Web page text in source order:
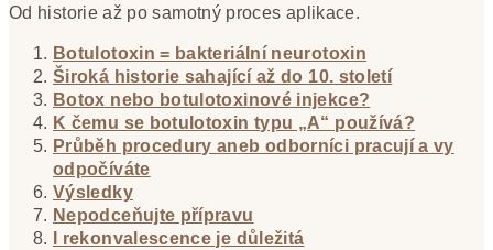
Od historie až po samotný proces aplikace.
Botulotoxin = bakteriální neurotoxin
Široká historie sahající až do 10. století
Botox nebo botulotoxinové injekce?
K čemu se botulotoxin typu „A“ používá?
Průběh procedury aneb odborníci pracují a vy
odpočíváte
Výsledky
Nepodceňujte přípravu
I rekonvalescence je důležitá